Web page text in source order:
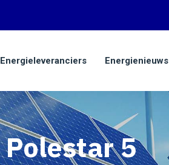
Energieleveranciers Energienieuws
Polestar 5